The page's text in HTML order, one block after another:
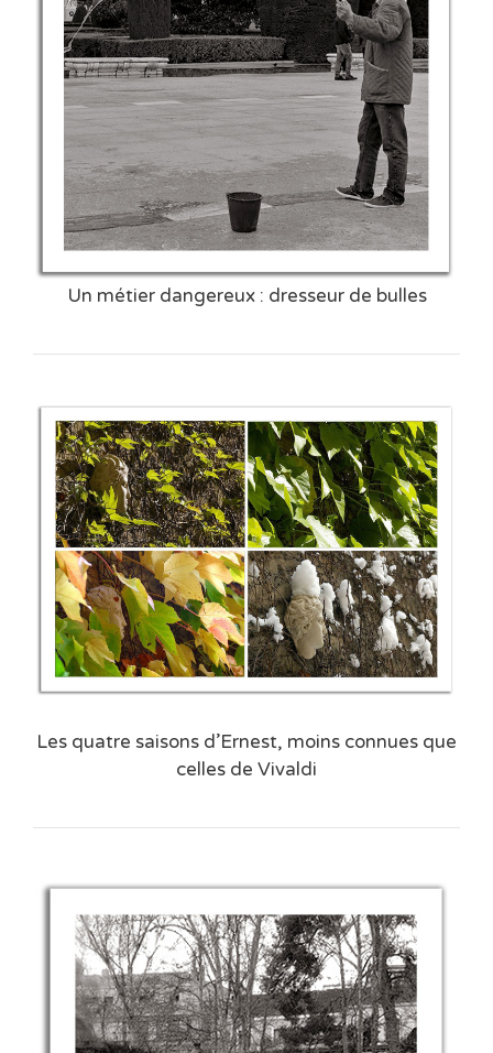
Un métier dangereux : dresseur de bulles
Les quatre saisons d’Ernest, moins connues que
celles de Vivaldi